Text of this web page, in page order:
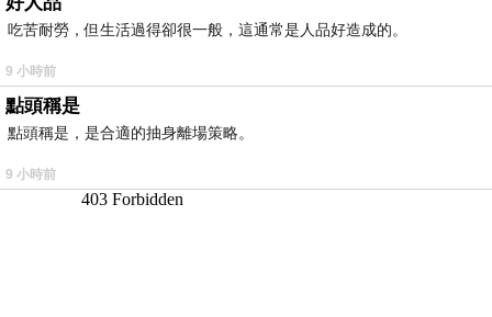
吃苦耐勞，但生活過得卻很一般，這通常是人品好造成的。
9 小時前
點頭稱是
點頭稱是，是合適的抽身離場策略。
9 小時前